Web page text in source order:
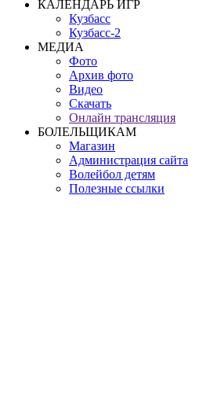
КАЛЕНДАРЬ ИГР
Кузбасс
Кузбасс-2
МЕДИА
Фото
Архив фото
Видео
Скачать
Онлайн трансляция
БОЛЕЛЬЩИКАМ
Магазин
Администрация сайта
Волейбол детям
Полезные ссылки